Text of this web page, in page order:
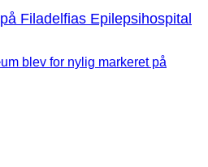
Filadelfias Epilepsihospital
blev for nylig markeret på